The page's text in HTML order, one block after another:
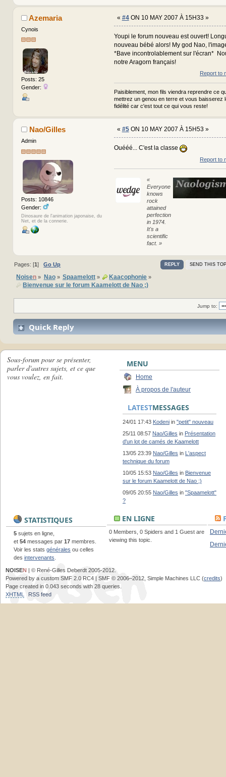
Azemaria
Cynois
Posts: 25
Gender:
« #4ON 10 MAY 2007 À 15H33 »
Youpi le forum nouveau est ouvert!
nouveau bébé alors! My god Nao,
*Bave incontrolablement sur l'écran*
notre Aragorn français!
Report to
Paisiblement, mon fils viendra reprendre ce
mettrez un genou en terre et vous baisserez
fidélité car c'est tout ce qui vous reste!
Nao/Gilles
Admin
Posts: 10846
Gender:
Dinosaure de l'animation japonaise, du
Net, et de la connerie.
« #5ON 10 MAY 2007 À 15H53 »
Ouééé... C'est la classe
Report to
«
Everyone
knows
rock
attained
perfection
in 1974.
It's a
scientific
fact. »
REPLY SEND THIS
Pages: [1]Go Up
Noisen » Nao» Spaamelott» Kaacophonie »
Bienvenue sur le forum Kaamelott de Nao ;)
Jump to:
Quick Reply
Sous-forum pour se présenter,
parler d'autres sujets, et ce que
vous voulez, en fait.
MENU
Home
À propos de l'auteur
LATESTMESSAGES
24/01 17:43 Kodeni in "petit" nouveau
25/11 08:57 Nao/Gilles in Présentation
d'un lot de camés de Kaamelott
13/05 23:39 Nao/Gilles in L'aspect
technique du forum
10/05 15:53 Nao/Gilles in Bienvenue
sur le forum Kaamelott de Nao ;)
09/05 20:55 Nao/Gilles in "Spaamelott"
?
STATISTIQUES
5 sujets en ligne,
et 54 messages par 17 membres.
Voir les stats générales ou celles
des intervenants
EN LIGNE
0 Members, 0 Spiders and 1 Guest are
viewing this topic.
NOISEN | © René-Gilles Deberdt 2005-2012.
Powered by a custom SMF 2.0 RC4 | SMF © 2006–2012, Simple Machines LLC (credits)
Page created in 0.043 seconds with 28 queries.
XHTML
RSS feed